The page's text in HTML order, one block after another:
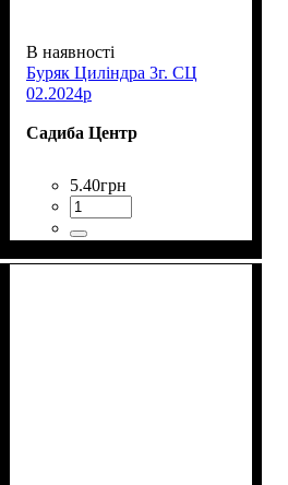
В наявності
Буряк Циліндра 3г. СЦ
02.2024р
Садиба Центр
5.40грн